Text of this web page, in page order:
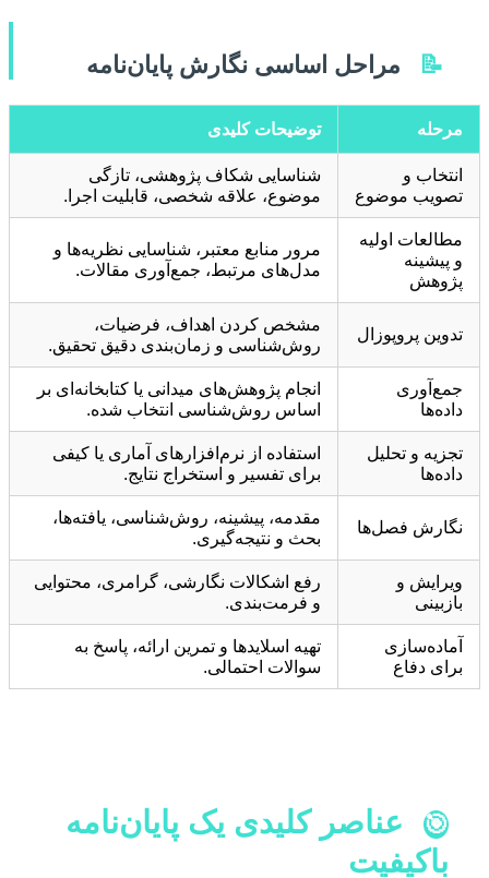
📝 مراحل اساسی نگارش پایان‌نامه
مرحله توضیحات کلیدی
انتخاب و
تصویب موضوع
شناسایی شکاف پژوهشی، تازگی
موضوع، علاقه شخصی، قابلیت اجرا.
مطالعات اولیه
و پیشینه
پژوهش
مرور منابع معتبر، شناسایی نظریه‌ها و
مدل‌های مرتبط، جمع‌آوری مقالات.
تدوین پروپوزال
مشخص کردن اهداف، فرضیات،
روش‌شناسی و زمان‌بندی دقیق تحقیق.
جمع‌آوری
داده‌ها
انجام پژوهش‌های میدانی یا کتابخانه‌ای بر
اساس روش‌شناسی انتخاب شده.
تجزیه و تحلیل
داده‌ها
استفاده از نرم‌افزارهای آماری یا کیفی
برای تفسیر و استخراج نتایج.
نگارش فصل‌ها
مقدمه، پیشینه، روش‌شناسی، یافته‌ها،
بحث و نتیجه‌گیری.
ویرایش و
بازبینی
رفع اشکالات نگارشی، گرامری، محتوایی
و فرمت‌بندی.
آماده‌سازی
برای دفاع
تهیه اسلایدها و تمرین ارائه، پاسخ به
سوالات احتمالی.
🎯
عناصر کلیدی یک پایان‌نامه
باکیفیت